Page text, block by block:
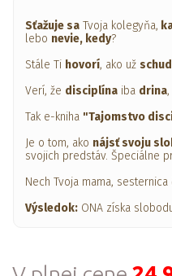
Sťažuje sa Tvoja kolegyňa,
lebo nevie, kedy?
Stále Ti hovorí, ako už
Verí, že disciplína iba drina
Tak e-kniha "Tajomstvo
Je o tom, ako nájsť svoju
svojich predstáv. Špeciálne
Nech Tvoja mama,
Výsledok: ONA získa